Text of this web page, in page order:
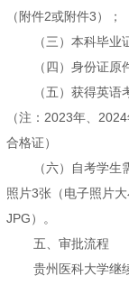
（附件2或附件3）；
（三）本科毕
（四）身份证
（五）获得英
（注：2023年、
合格证）
（六）自考学
照片3张（电子照片
JPG）。
五、审批流程
贵州医科大学继